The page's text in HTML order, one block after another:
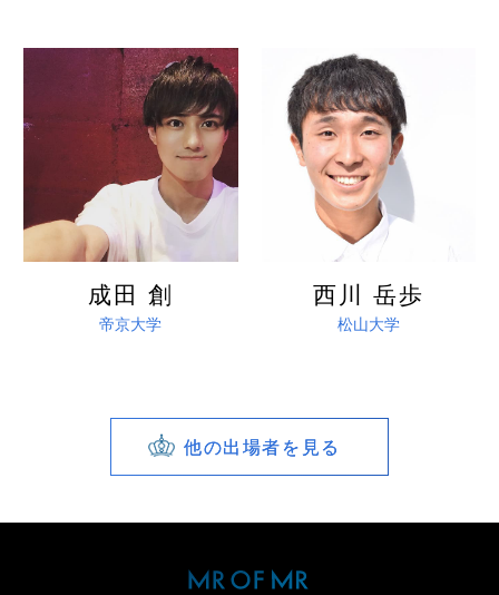
詳しく見る
成田 創
帝京大学
詳しく見る
西川 岳歩
松山大学
他の出場者を見る